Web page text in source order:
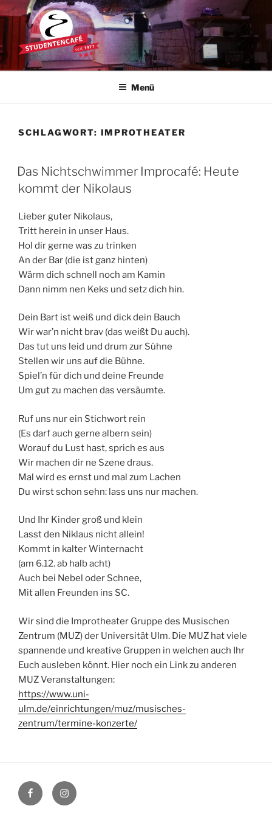
Zum
Inhalt
springen
STUDENTENCAFÉ
Die Kultkneipe in Ulm seit 1977
Menü
SCHLAGWORT: IMPROTHEATER
Das Nichtschwimmer Improcafé: Heute
kommt der Nikolaus
Lieber guter Nikolaus,
Tritt herein in unser Haus.
Hol dir gerne was zu trinken
An der Bar (die ist ganz hinten)
Wärm dich schnell noch am Kamin
Dann nimm nen Keks und setz dich hin.
Dein Bart ist weiß und dick dein Bauch
Wir war’n nicht brav (das weißt Du auch).
Das tut uns leid und drum zur Sühne
Stellen wir uns auf die Bühne.
Spiel’n für dich und deine Freunde
Um gut zu machen das versäumte.
Ruf uns nur ein Stichwort rein
(Es darf auch gerne albern sein)
Worauf du Lust hast, sprich es aus
Wir machen dir ne Szene draus.
Mal wird es ernst und mal zum Lachen
Du wirst schon sehn: lass uns nur machen.
Und Ihr Kinder groß und klein
Lasst den Niklaus nicht allein!
Kommt in kalter Winternacht
(am 6.12. ab halb acht)
Auch bei Nebel oder Schnee,
Mit allen Freunden ins SC.
Wir sind die Improtheater Gruppe des Musischen
Zentrum (MUZ) der Universität Ulm. Die MUZ hat viele
spannende und kreative Gruppen in welchen auch Ihr
Euch ausleben könnt. Hier noch ein Link zu anderen
MUZ Veranstaltungen:
https://www.uni-
ulm.de/einrichtungen/muz/musisches-
zentrum/termine-konzerte/
FacebookInstagram